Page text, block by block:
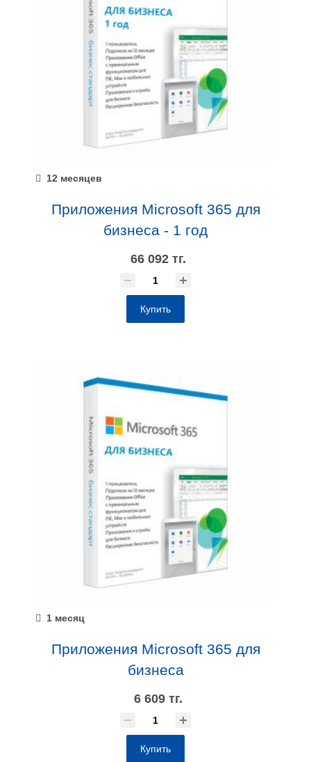
12 месяцев
Приложения Microsoft 365 для
бизнеса - 1 год
66 092 тг.
Купить
1 месяц
Приложения Microsoft 365 для
бизнеса
6 609 тг.
Купить